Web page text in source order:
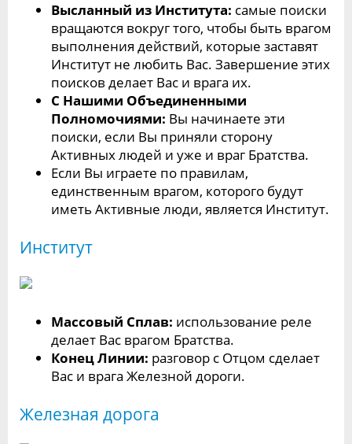
Высланный из Института: самые поиски
вращаются вокруг того, чтобы быть врагом
выполнения действий, которые заставят
Институт не любить Вас. Завершение этих
поисков делает Вас и врага их.
С Нашими Объединенными
Полномочиями: Вы начинаете эти
поиски, если Вы приняли сторону
Активных людей и уже и враг Братства.
Если Вы играете по правилам,
единственным врагом, которого будут
иметь Активные люди, является Институт.
Институт
Массовый Сплав: использование реле
делает Вас врагом Братства.
Конец Линии: разговор с Отцом сделает
Вас и врага Железной дороги.
Железная дорога